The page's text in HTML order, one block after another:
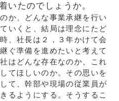
いたのでしょうか。
か、どんな事業承継を行い
いくと、結局は理念にたど
、社長は２，３年かけて会
ぐ準備を進めたいと考えて
はどんな存在なのか、これ
てほしいのか。その思いを
て、幹部や現場の従業員が
るようにする。そうするこ